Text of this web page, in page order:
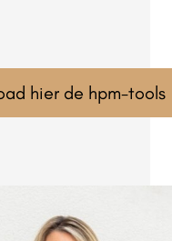
hier de hpm-tools